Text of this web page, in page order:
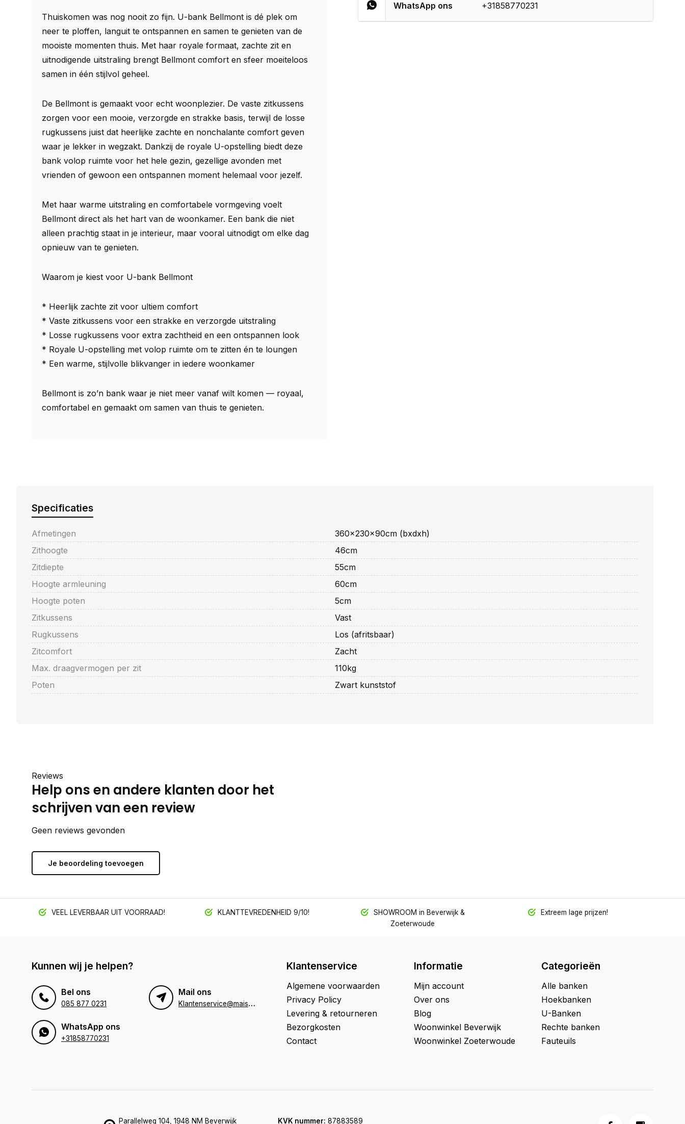
Thuiskomen was nog nooit zo fijn. U-bank Bellmont is dé plek om
neer te ploffen, languit te ontspannen en samen te genieten van de
mooiste momenten thuis. Met haar royale formaat, zachte zit en
uitnodigende uitstraling brengt Bellmont comfort en sfeer moeiteloos
samen in één stijlvol geheel.
De Bellmont is gemaakt voor echt woonplezier. De vaste zitkussens
zorgen voor een mooie, verzorgde en strakke basis, terwijl de losse
rugkussens juist dat heerlijke zachte en nonchalante comfort geven
waar je lekker in wegzakt. Dankzij de royale U-opstelling biedt deze
bank volop ruimte voor het hele gezin, gezellige avonden met
vrienden of gewoon een ontspannen moment helemaal voor jezelf.
Met haar warme uitstraling en comfortabele vormgeving voelt
Bellmont direct als het hart van de woonkamer. Een bank die niet
alleen prachtig staat in je interieur, maar vooral uitnodigt om elke dag
opnieuw van te genieten.
Waarom je kiest voor U-bank Bellmont
* Heerlijk zachte zit voor ultiem comfort
* Vaste zitkussens voor een strakke en verzorgde uitstraling
* Losse rugkussens voor extra zachtheid en een ontspannen look
* Royale U-opstelling met volop ruimte om te zitten én te loungen
* Een warme, stijlvolle blikvanger in iedere woonkamer
Bellmont is zo’n bank waar je niet meer vanaf wilt komen — royaal,
comfortabel en gemaakt om samen van thuis te genieten.
WhatsApp ons +31858770231
Specificaties
Afmetingen
360x230x90cm (bxdxh)
Zithoogte
46cm
Zitdiepte
55cm
Hoogte armleuning
60cm
Hoogte poten
5cm
Zitkussens
Vast
Rugkussens
Los (afritsbaar)
Zitcomfort
Zacht
Max. draagvermogen per zit
110kg
Poten
Zwart kunststof
Reviews
Help ons en andere klanten door het
schrijven van een review
Geen reviews gevonden
Je beoordeling toevoegen
VEEL LEVERBAAR UIT VOORRAAD! KLANTTEVREDENHEID 9/10!
SHOWROOM in Beverwijk &
Zoeterwoude
Extreem lage prijzen!
Kunnen wij je helpen?
Bel ons
085 877 0231
Mail ons
K
lantenservice@maison33.nl
WhatsApp ons
+31858770231
Klantenservice
Algemene voorwaarden
Privacy Policy
Levering & retourneren
Bezorgkosten
Contact
Informatie
Mijn account
Over ons
Blog
Woonwinkel Beverwijk
Woonwinkel Zoeterwoude
Categorieën
Alle banken
Hoekbanken
U-Banken
Rechte banken
Fauteuils
Parallelweg 104, 1948 NM Beverwijk KVK nummer: 87883589